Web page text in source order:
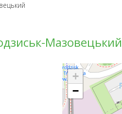
Мазовецький
+
−